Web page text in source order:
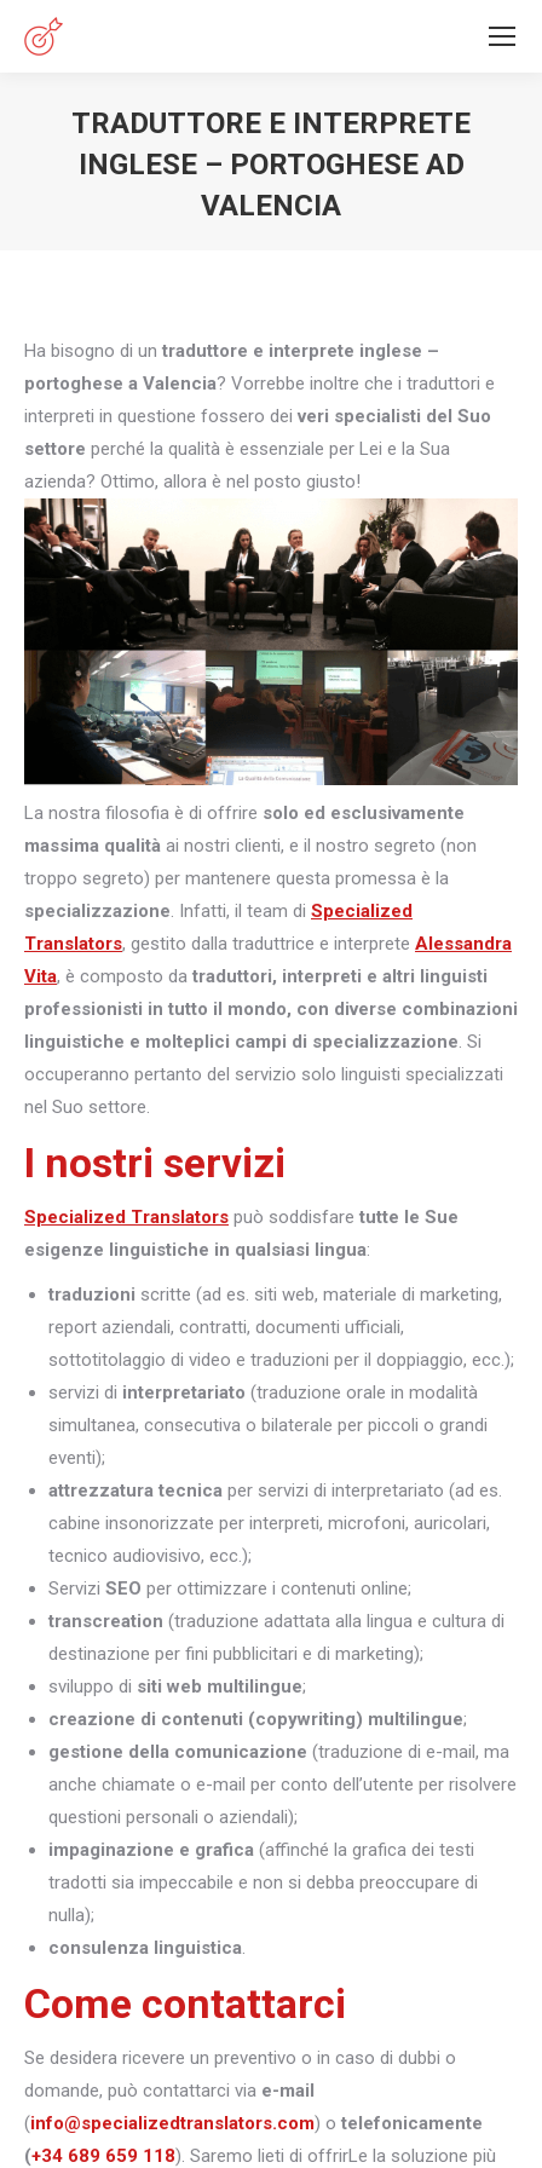
TRADUTTORE E INTERPRETE
INGLESE – PORTOGHESE AD
VALENCIA
Ha bisogno di un traduttore e interprete inglese –
portoghese a Valencia? Vorrebbe inoltre che i traduttori e
interpreti in questione fossero dei veri specialisti del Suo
settore perché la qualità è essenziale per Lei e la Sua
azienda? Ottimo, allora è nel posto giusto!
La nostra filosofia è di offrire solo ed esclusivamente
massima qualità ai nostri clienti, e il nostro segreto (non
troppo segreto) per mantenere questa promessa è la
specializzazione. Infatti, il team di Specialized
Translators, gestito dalla traduttrice e interprete Alessandra
Vita, è composto da traduttori, interpreti e altri linguisti
professionisti in tutto il mondo, con diverse combinazioni
linguistiche e molteplici campi di specializzazione. Si
occuperanno pertanto del servizio solo linguisti specializzati
nel Suo settore.
I nostri servizi
Specialized Translators può soddisfare tutte le Sue
esigenze linguistiche in qualsiasi lingua:
traduzioni scritte (ad es. siti web, materiale di marketing,
report aziendali, contratti, documenti ufficiali,
sottotitolaggio di video e traduzioni per il doppiaggio, ecc.);
servizi di interpretariato (traduzione orale in modalità
simultanea, consecutiva o bilaterale per piccoli o grandi
eventi);
attrezzatura tecnica per servizi di interpretariato (ad es.
cabine insonorizzate per interpreti, microfoni, auricolari,
tecnico audiovisivo, ecc.);
Servizi SEO per ottimizzare i contenuti online;
transcreation (traduzione adattata alla lingua e cultura di
destinazione per fini pubblicitari e di marketing);
sviluppo di siti web multilingue;
creazione di contenuti (copywriting) multilingue;
gestione della comunicazione (traduzione di e-mail, ma
anche chiamate o e-mail per conto dell’utente per risolvere
questioni personali o aziendali);
impaginazione e grafica (affinché la grafica dei testi
tradotti sia impeccabile e non si debba preoccupare di
nulla);
consulenza linguistica.
Come contattarci
Se desidera ricevere un preventivo o in caso di dubbi o
domande, può contattarci via e-mail
(info@specializedtranslators.com) o telefonicamente
(+34 689 659 118). Saremo lieti di offrirLe la soluzione più